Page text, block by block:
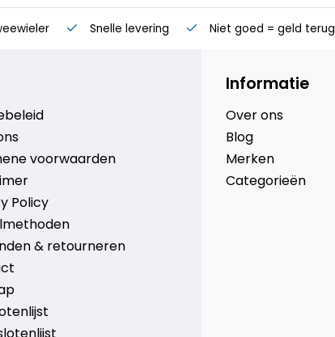
Snelle levering Niet goed = geld terug
voorwaarden
Policy
& retourneren
Informatie
Over ons
Blog
Merken
Categorieën